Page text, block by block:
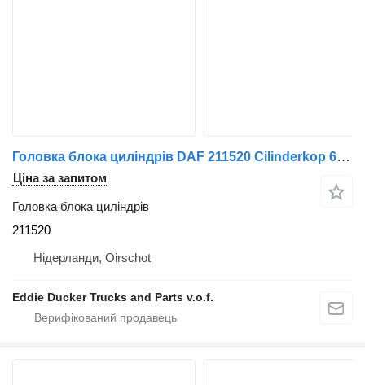
Головка блока циліндрів DAF 211520 Cilinderkop 615 до вантажівки DAF 615
Ціна за запитом
Головка блока циліндрів
211520
Нідерланди, Oirschot
Eddie Ducker Trucks and Parts v.o.f.